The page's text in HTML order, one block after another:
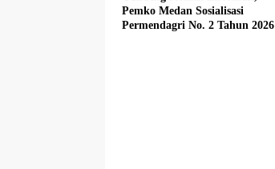
Pemko Medan Sosialisasi
Permendagri No. 2 Tahun 2026